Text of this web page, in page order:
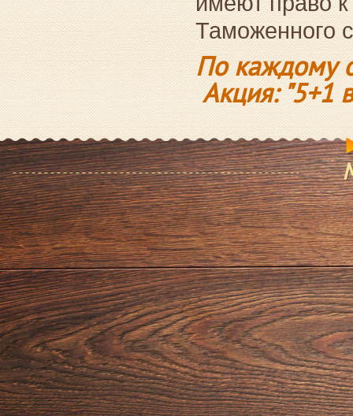
Таможенного
По каждому
Акция: "5+1